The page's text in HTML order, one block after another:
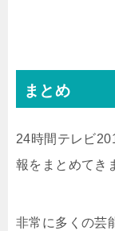
まとめ
24時間テレビ
報をまとめてき
非常に多くの芸